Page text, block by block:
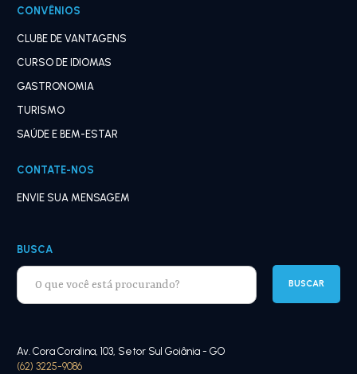
CONVÊNIOS
CLUBE DE VANTAGENS
CURSO DE IDIOMAS
GASTRONOMIA
TURISMO
SAÚDE E BEM-ESTAR
CONTATE-NOS
ENVIE SUA MENSAGEM
BUSCA
Av. Cora Coralina, 103, Setor Sul Goiânia - GO
(62) 3225-9086